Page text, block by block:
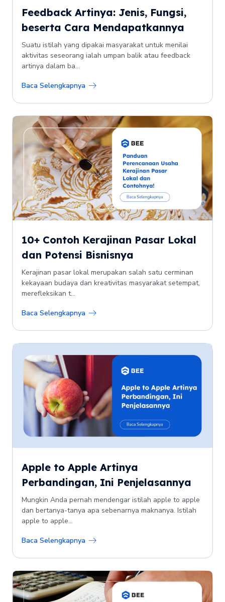
Feedback Artinya: Jenis, Fungsi,
beserta Cara Mendapatkannya
Suatu istilah yang dipakai masyarakat untuk menilai
aktivitas seseorang ialah umpan balik atau feedback
artinya dalam ba...
Baca Selengkapnya
10+ Contoh Kerajinan Pasar Lokal
dan Potensi Bisnisnya
Kerajinan pasar lokal merupakan salah satu cerminan
kekayaan budaya dan kreativitas masyarakat setempat,
merefleksikan t...
Baca Selengkapnya
Apple to Apple Artinya
Perbandingan, Ini Penjelasannya
Mungkin Anda pernah mendengar istilah apple to apple
dan bertanya-tanya apa sebenarnya maknanya. Istilah
apple to apple...
Baca Selengkapnya